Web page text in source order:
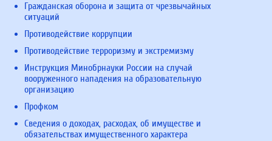
Гражданская оборона и защита от чрезвычайных
ситуаций
Противодействие коррупции
Противодействие терроризму и экстремизму
Инструкция Минобрнауки России на случай
вооруженного нападения на образовательную
организацию
Профком
Сведения о доходах, расходах, об имуществе и
обязательствах имущественного характера